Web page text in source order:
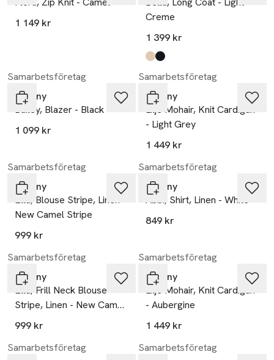
1 149 kr
Creme
1 399 kr
Produkten finns i färgerna:
light creme
black
Samarbetsföretag
Tiffany
Bailey, Blazer - Black
1 099 kr
Samarbetsföretag
Tiffany
Lilje Mohair, Knit Cardigan
- Light Grey
1 449 kr
Samarbetsföretag
Tiffany
Ella, Blouse Stripe, Linen -
New Camel Stripe
999 kr
Samarbetsföretag
Tiffany
Abbi, Shirt, Linen - White
849 kr
Samarbetsföretag
Tiffany
Ella, Frill Neck Blouse
Stripe, Linen - New Camel
Stripe
999 kr
Samarbetsföretag
Tiffany
Lilje Mohair, Knit Cardigan
- Aubergine
1 449 kr
Samarbetsföretag
Samarbetsföretag